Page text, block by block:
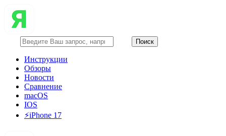
Инструкции
Обзоры
Новости
Сравнение
macOS
IOS
⚡️iPhone 17